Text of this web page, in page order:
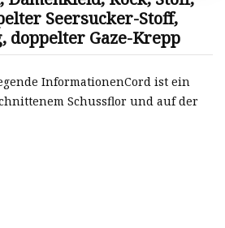
Seersucker-Stoff,
doppelter Gaze-Krepp
InformationenCord ist ein
Schussflor und auf der